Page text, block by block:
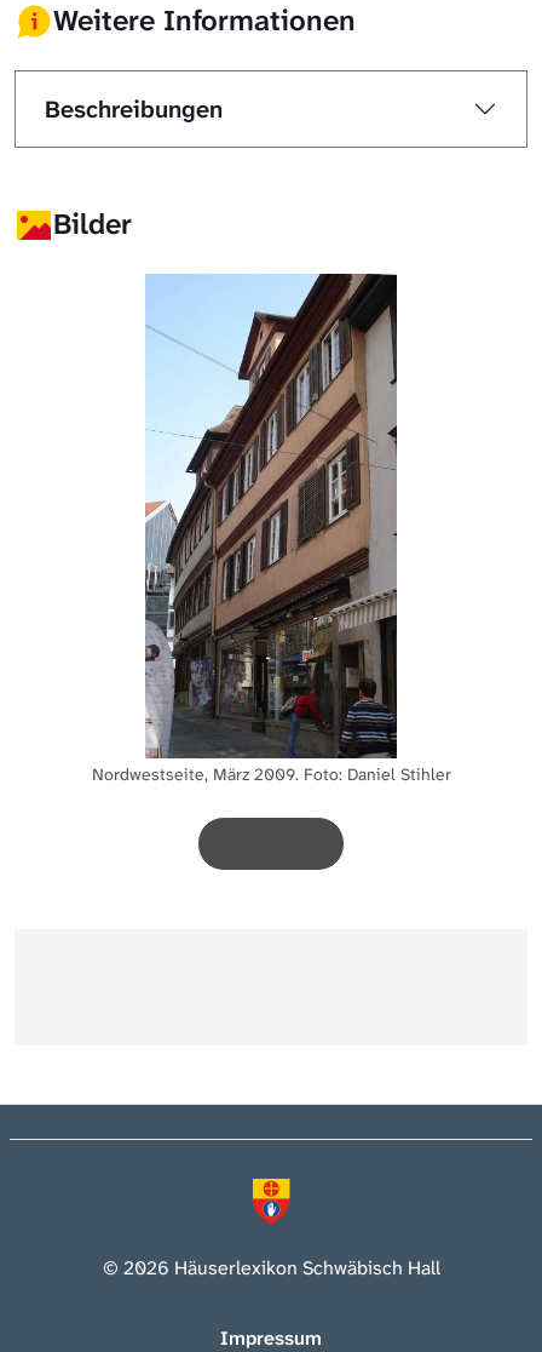
Weitere Informationen
Beschreibungen
Bilder
Nordwestseite, März 2009. Foto: Daniel Stihler
© 2026 Häuserlexikon Schwäbisch Hall
Impressum